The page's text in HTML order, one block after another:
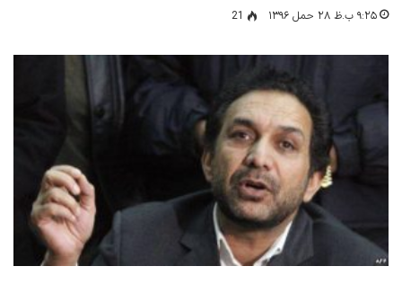
۹:۲۵ ب.ظ ۲۸ حمل ۱۳۹۶ 21